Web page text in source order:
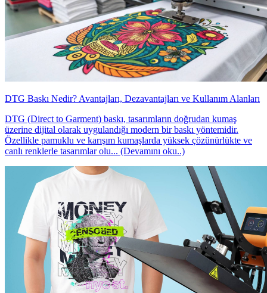
DTG Baskı Nedir? Avantajları, Dezavantajları ve Kullanım Alanları
DTG (Direct to Garment) baskı, tasarımların doğrudan kumaş
üzerine dijital olarak uygulandığı modern bir baskı yöntemidir.
Özellikle pamuklu ve karışım kumaşlarda yüksek çözünürlükte ve
canlı renklerle tasarımlar olu... (Devamını oku..)